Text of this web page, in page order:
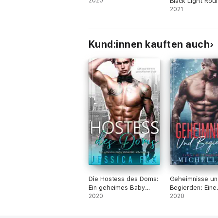
2021
Kund:innen kauften auch
Die Hostess des Doms:
Ein geheimes Baby
Milliardär Liebesroman
2020
Geheimnisse
Begierden: Eine
Urlaubsromanze
2020